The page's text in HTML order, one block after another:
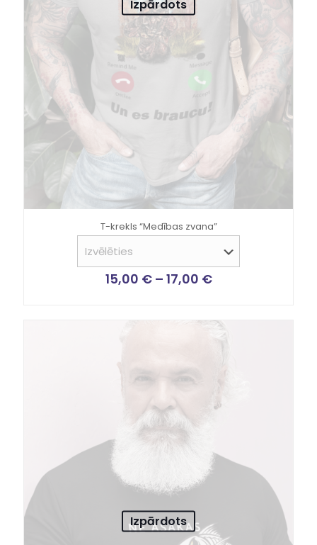
Izpārdots
T-krekls “Medības zvana”
15,00 € – 17,00 €
Izpārdots